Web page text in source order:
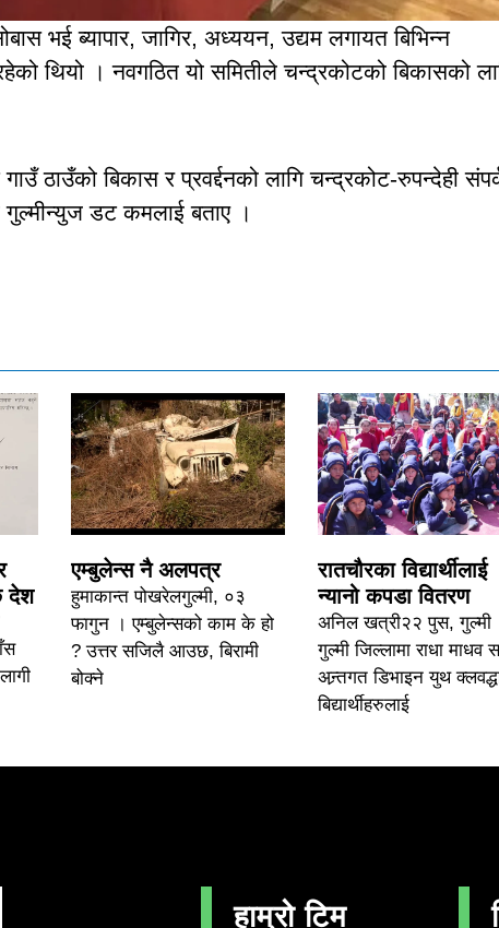
भई ब्यापार, जागिर, अध्ययन, उद्यम लगायत बिभिन्न
थियो । नवगठित यो समितीले चन्द्रकोटको बिकासको
ठाउँको बिकास र प्रवर्द्दनको लागि चन्द्रकोट-रुपन्देही
डट कमलाई बताए ।
देश
एम्बुलेन्स नै अलपत्र
हुमाकान्त पोखरेलगुल्मी, ०३
फागुन । एम्बुलेन्सको काम के हो
? उत्तर सजिलै आउछ, बिरामी
बोक्ने
रातचौरका विद्यार्थीलाई
न्यानो कपडा वितरण
अनिल खत्री२२ पुस, गुल्मी
गुल्मी जिल्लामा राधा माधव
अन्र्तगत डिभाइन युथ
बिद्यार्थीहरुलाई
हाम्रो टिम